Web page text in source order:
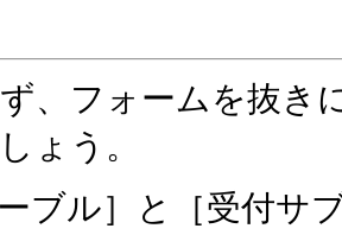
、フォームを抜き
ょう。
ーブル］と［受付サ